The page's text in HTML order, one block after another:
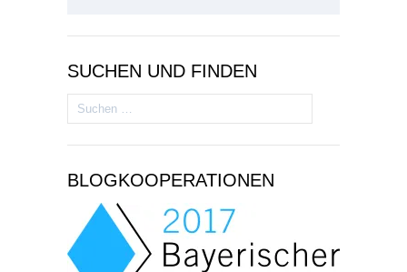
SUCHEN UND FINDEN
Suchen
nach:
BLOGKOOPERATIONEN